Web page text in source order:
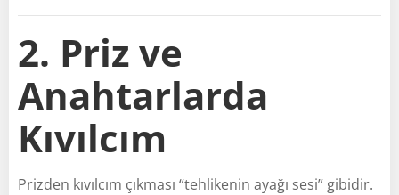
2. Priz ve
Anahtarlarda
Kıvılcım
Prizden kıvılcım çıkması “tehlikenin ayağı sesi” gibidir.